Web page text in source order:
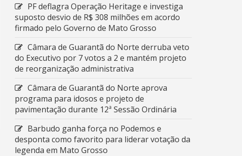
PF deflagra Operação Heritage e investiga
suposto desvio de R$ 308 milhões em acordo
firmado pelo Governo de Mato Grosso
Câmara de Guarantã do Norte derruba veto
do Executivo por 7 votos a 2 e mantém projeto
de reorganização administrativa
Câmara de Guarantã do Norte aprova
programa para idosos e projeto de
pavimentação durante 12ª Sessão Ordinária
Barbudo ganha força no Podemos e
desponta como favorito para liderar votação da
legenda em Mato Grosso